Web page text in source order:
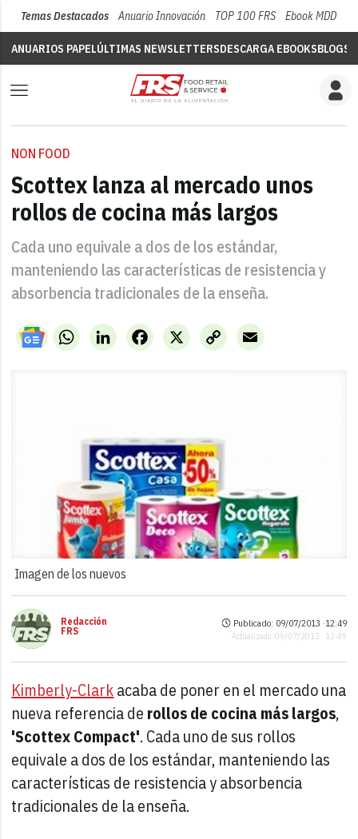
Temas Destacados Anuario Innovación TOP 100 FRS Ebook MDD
ANUARIOS PAPELÚLTIMAS NEWSLETTERSDESCARGA EBOOKSBLOGS
NON FOOD
Scottex lanza al mercado unos
rollos de cocina más largos
Cada uno equivale a dos de los estándar,
manteniendo las características de resistencia y
absorbencia tradicionales de la enseña.
WhatsAppLinkedIn X
Facebook
Copy
Link
Email
Imagen de los nuevos
Redacción
FRS
Publicado: 09/07/2013 ·12:49
Actualizado: 09/07/2013 · 12:49
Kimberly-Clarkacaba de poner en el mercado una
nueva referencia de rollos de cocina más largos,
'Scottex Compact'. Cada uno de sus rollos
equivale a dos de los estándar, manteniendo las
características de resistencia y absorbencia
tradicionales de la enseña.